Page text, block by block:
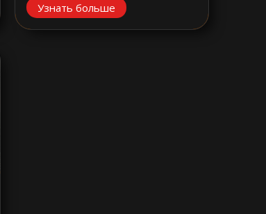
Узнать больше